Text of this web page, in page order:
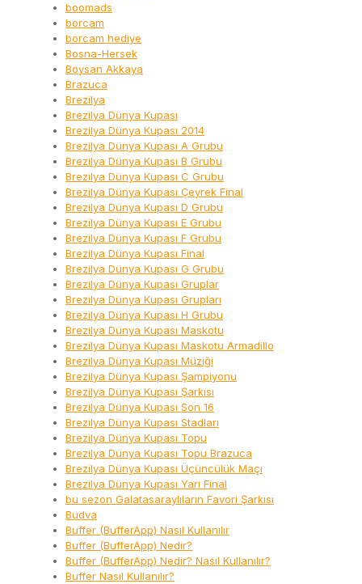
boomads
borcam
borcam hediye
Bosna-Hersek
Boysan Akkaya
Brazuca
Brezilya
Brezilya Dünya Kupası
Brezilya Dünya Kupası 2014
Brezilya Dünya Kupası A Grubu
Brezilya Dünya Kupası B Grubu
Brezilya Dünya Kupası C Grubu
Brezilya Dünya Kupası Çeyrek Final
Brezilya Dünya Kupası D Grubu
Brezilya Dünya Kupası E Grubu
Brezilya Dünya Kupası F Grubu
Brezilya Dünya Kupası Final
Brezilya Dünya Kupası G Grubu
Brezilya Dünya Kupası Gruplar
Brezilya Dünya Kupası Grupları
Brezilya Dünya Kupası H Grubu
Brezilya Dünya Kupası Maskotu
Brezilya Dünya Kupası Maskotu Armadillo
Brezilya Dünya Kupası Müziği
Brezilya Dünya Kupası Şampiyonu
Brezilya Dünya Kupası Şarkısı
Brezilya Dünya Kupası Son 16
Brezilya Dünya Kupası Stadları
Brezilya Dünya Kupası Topu
Brezilya Dünya Kupası Topu Brazuca
Brezilya Dünya Kupası Üçüncülük Maçı
Brezilya Dünya Kupası Yarı Final
bu sezon Galatasaraylıların Favori Şarkısı
Budva
Buffer (BufferApp) Nasıl Kullanılır
Buffer (BufferApp) Nedir?
Buffer (BufferApp) Nedir? Nasıl Kullanılır?
Buffer Nasıl Kullanılır?